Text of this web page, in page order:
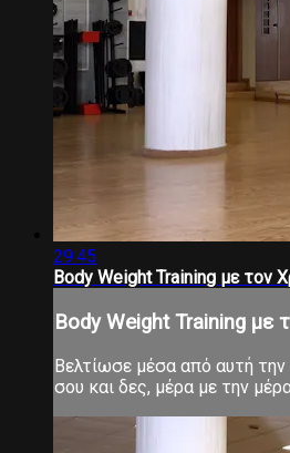
29:45
Body Weight Training με τον
Body Weight Training με
Βελτίωσε μέσα από αυτή την
σου και δες, μέρα με την